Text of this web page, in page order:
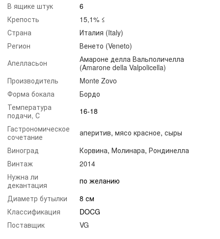
В ящике штук
6
Крепость
15,1% ≤
Страна
Италия (Italy)
Регион
Венето (Veneto)
Апелласьон
Амароне делла Вальполичелла
(Amarone della Valpolicella)
Производитель
Monte Zovo
Форма бокала
Бордо
Температура
подачи, С
16-18
Гастрономическое
сочетание
аперитив, мясо красное, сыры
Виноград
Корвина, Молинара, Рондинелла
Винтаж
2014
Нужна ли
декантация
по желанию
Диаметр бутылки
8 см
Классификация
DOCG
Поставщик
VG